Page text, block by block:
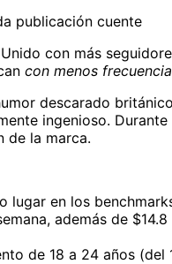
publicación cuente
con más
con menos frecuencia
descarado
ingenioso.
de la marca.
lugar en los
además de
de 18 a 24 años (del